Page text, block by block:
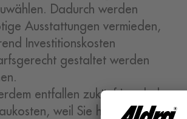
Dadurch werden
Ausstattungen vermieden,
Investitionskosten
gestaltet werden
entfallen zukünftige, hohe
weil Sie heute schon